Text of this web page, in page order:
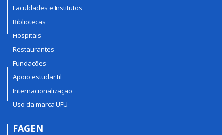
Faculdades e Institutos
Bibliotecas
Hospitais
Restaurantes
Fundações
Apoio estudantil
Internacionalização
Uso da marca UFU
FAGEN